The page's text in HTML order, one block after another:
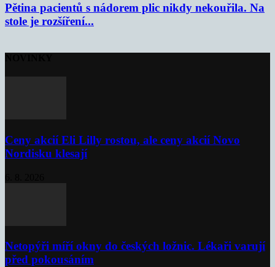
Pětina pacientů s nádorem plic nikdy nekouřila. Na
stole je rozšíření...
Ceny akcií Eli Lilly rostou, ale ceny akcií Novo
Nordisku klesají
Netopýři míří okny do českých ložnic. Lékaři varují
před pokousáním